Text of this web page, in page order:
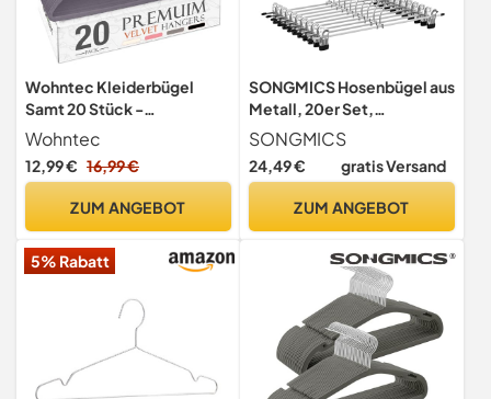
Wohntec Kleiderbügel
Samt 20 Stück -
Kleiderbügel Platzsparend,
Bügel rutschfest und
Belastbar, 360° Drehbar
Anzüge, Pullover, Hosen,
Wohntec
12,99 € 16,99 €
ZUM ANGEBOT
SONGMICS Hosenbügel aus
Metall, 20er Set,
Rockbügel, 40 cm lang,
Kleiderbügel mit
verstellbaren Clips,
degree drehbar, schwarz-
10,5 cm (H x B)
SONGMICS
24,49 € gratis Versand
ZUM ANGEBOT
5% Rabatt